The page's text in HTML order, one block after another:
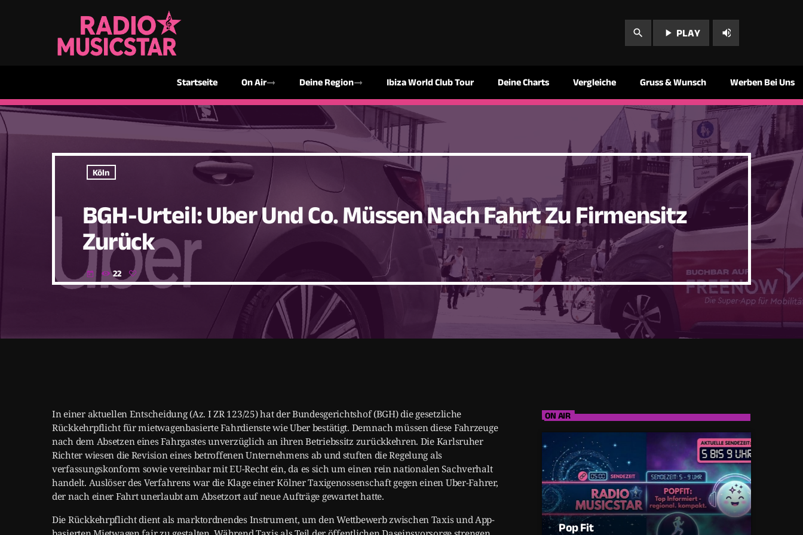
Startseite On Air Deine Region Ibiza World Club Tour Deine Charts Vergleiche Gruss & Wunsch Werben Bei Uns
search play_arrow PLAY volume_up
Köln
BGH-Urteil: Uber Und Co. Müssen Nach Fahrt Zu Firmensitz
Zurück
today 22
In einer aktuellen Entscheidung (Az. I ZR 123/25) hat der Bundesgerichtshof (BGH) die gesetzliche
Rückkehrpflicht für mietwagenbasierte Fahrdienste wie Uber bestätigt. Demnach müssen diese Fahrzeuge
nach dem Absetzen eines Fahrgastes unverzüglich an ihren Betriebssitz zurückkehren. Die Karlsruher
Richter wiesen die Revision eines betroffenen Unternehmens ab und stuften die Regelung als
verfassungskonform sowie vereinbar mit EU-Recht ein, da es sich um einen rein nationalen Sachverhalt
handelt. Auslöser des Verfahrens war die Klage einer Kölner Taxigenossenschaft gegen einen Uber-Fahrer,
der nach einer Fahrt unerlaubt am Absetzort auf neue Aufträge gewartet hatte.
Die Rückkehrpflicht dient als marktordnendes Instrument, um den Wettbewerb zwischen Taxis und App-
ON AIR
Pop Fit